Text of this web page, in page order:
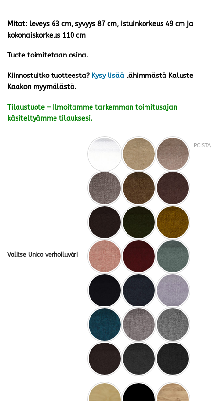
Mitat: leveys 63 cm, syvyys 87 cm, istuinkorkeus 49 cm ja
kokonaiskorkeus 110 cm
Tuote toimitetaan osina.
Kiinnostuitko tuotteesta? Kysy lisää lähimmästä Kaluste
Kaakon myymälästä.
Tilaustuote – Ilmoitamme tarkemman toimitusajan
käsiteltyämme tilauksesi.
Valitse Unico verhoiluväri
POISTA